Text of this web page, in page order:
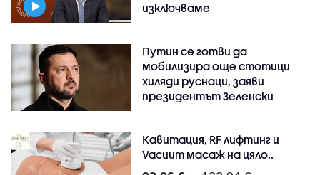
изключваме
Путин се готви да
мобилизира още стотици
хиляди руснаци, заяви
президентът Зеленски
Кавитация, RF лифтинг и
Vacuum масаж на цяло..